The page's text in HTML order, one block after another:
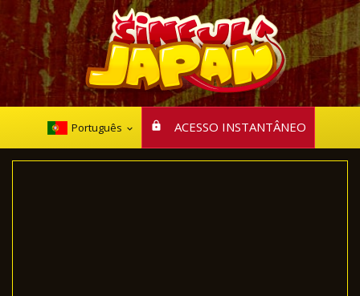
Português ACESSO INSTANTÂNEO